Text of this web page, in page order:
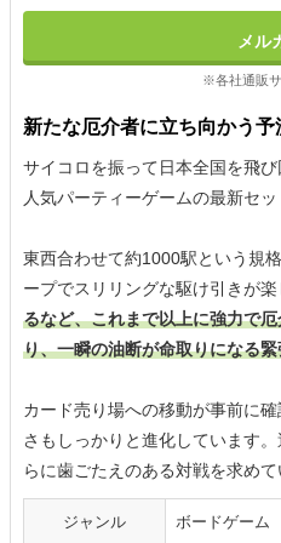
メル
※各社通販
新たな厄介者に立ち向かう
サイコロを振って日本全国を飛
人気パーティーゲームの最新セッ
東西合わせて約1000駅という規
ープでスリリングな駆け引きが楽
るなど、これまで以上に強力で
り、一瞬の油断が命取りになる
カード売り場への移動が事前に
さもしっかりと進化しています
らに歯ごたえのある対戦を求めて
ジャンル ボードゲーム